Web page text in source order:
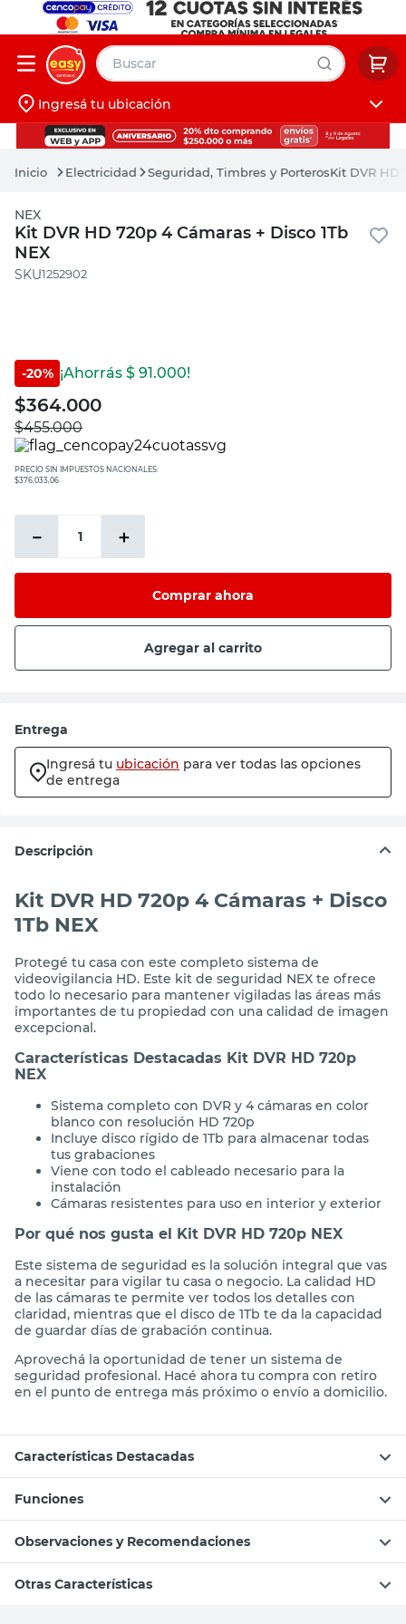
Buscar
Iniciá sesión
Ingresá tu ubicación
Electricidad Seguridad, Timbres y PorterosKit DVR HD
NEX
Kit DVR HD 720p 4 Cámaras + Disco 1Tb
NEX
:1252902
-20% ¡Ahorrás $ 91.000!
$364.000
$455.000
PRECIO SIN IMPUESTOS NACIONALES:
$376.033,06
＋
－
Comprar ahora
Agregar al carrito
Entrega
Ingresá tu ubicación para ver todas las opciones
de entrega
Descripción
Kit DVR HD 720p 4 Cámaras + Disco
1Tb NEX
Protegé tu casa con este completo sistema de
videovigilancia HD. Este kit de seguridad NEX te ofrece
todo lo necesario para mantener vigiladas las áreas más
importantes de tu propiedad con una calidad de imagen
excepcional.
Características Destacadas Kit DVR HD 720p
NEX
Sistema completo con DVR y 4 cámaras en color
blanco con resolución HD 720p
Incluye disco rígido de 1Tb para almacenar todas
tus grabaciones
Viene con todo el cableado necesario para la
instalación
Cámaras resistentes para uso en interior y exterior
Por qué nos gusta el Kit DVR HD 720p NEX
Este sistema de seguridad es la solución integral que vas
a necesitar para vigilar tu casa o negocio. La calidad HD
de las cámaras te permite ver todos los detalles con
claridad, mientras que el disco de 1Tb te da la capacidad
de guardar días de grabación continua.
Aprovechá la oportunidad de tener un sistema de
seguridad profesional. Hacé ahora tu compra con retiro
en el punto de entrega más próximo o envío a domicilio.
Características Destacadas
Funciones
Observaciones y Recomendaciones
Otras Características
muebles
pintura
escritorio
placard